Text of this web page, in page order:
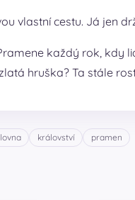
vlastní cestu. Já jen
každý rok, kdy
hruška? Ta stále
království pramen